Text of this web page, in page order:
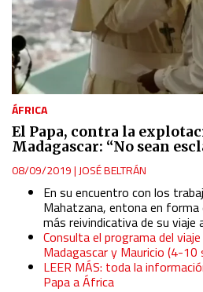
ÁFRICA
El Papa, contra la
Madagascar: “No sean
08/09/2019| JOSÉ BELTRÁN
En su encuentro con los
Mahatzana, entona en forma
más reivindicativa de su viaje
Consulta el programa del
Madagascar y Mauricio (4-10
LEER MÁS: toda la
Papa a África